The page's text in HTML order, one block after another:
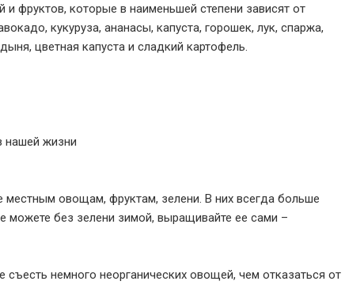
фруктов, которые в наименьшей степени зависят от
кукуруза, ананасы, капуста, горошек, лук, спаржа,
цветная капуста и сладкий картофель.
нашей жизни
местным овощам, фруктам, зелени. В них всегда больше
можете без зелени зимой, выращивайте ее сами –
немного неорганических овощей, чем отказаться от